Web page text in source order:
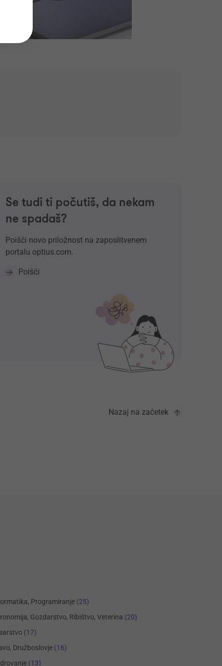
Se tudi ti počutiš, da nekam
ne spadaš?
Poišči novo priložnost na zaposlitvenem
portalu optius.com.
Poišči
Nazaj na začetek
Programiranje (25)
Gozdarstvo, Ribištvo, Veterina (20)
(17)
Družboslovje (16)
(13)